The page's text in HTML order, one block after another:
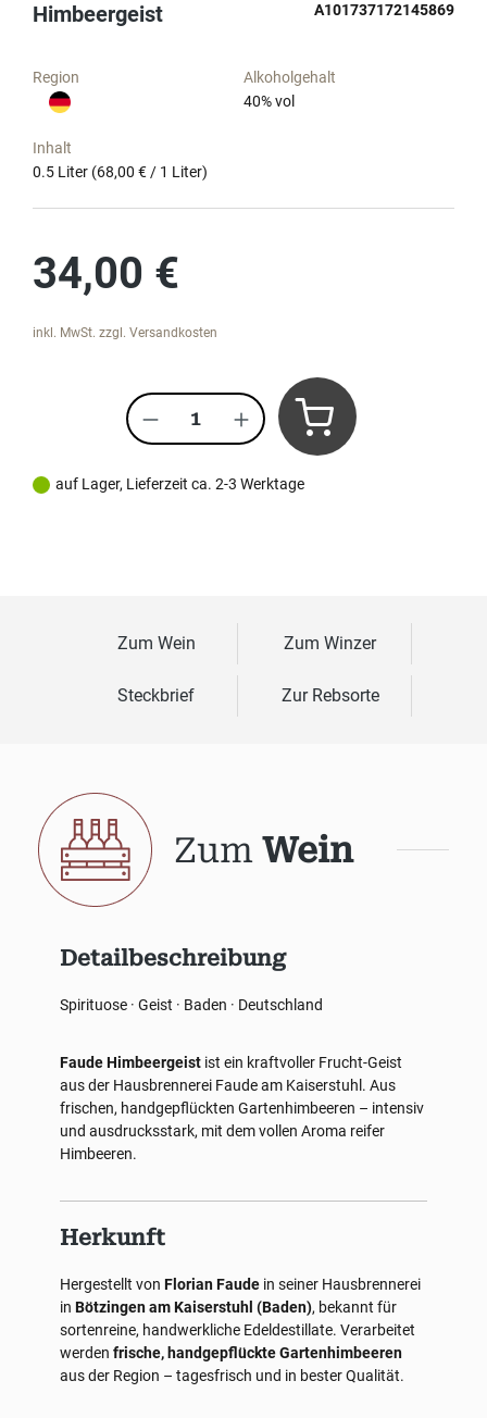
Himbeergeist A101737172145869
Region
Alkoholgehalt
40% vol
Inhalt
0.5 Liter (68,00 € / 1 Liter)
34,00 €
inkl. MwSt. zzgl. Versandkosten
Produkt Anzahl: Gib den
auf Lager, Lieferzeit ca. 2-3 Werktage
Zum Wein Zum Winzer
Steckbrief Zur Rebsorte
Zum Wein
Detailbeschreibung
Spirituose · Geist · Baden · Deutschland
Faude Himbeergeist ist ein kraftvoller Frucht-Geist
aus der Hausbrennerei Faude am Kaiserstuhl. Aus
frischen, handgepflückten Gartenhimbeeren – intensiv
und ausdrucksstark, mit dem vollen Aroma reifer
Himbeeren.
Herkunft
Hergestellt von Florian Faude in seiner Hausbrennerei
in Bötzingen am Kaiserstuhl (Baden), bekannt für
sortenreine, handwerkliche Edeldestillate. Verarbeitet
werden frische, handgepflückte Gartenhimbeeren
aus der Region – tagesfrisch und in bester Qualität.